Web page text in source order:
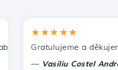
Doporučil jsem vás
★★★★★
Gratulujeme a děkujeme
Vasiliu Costel Andrei